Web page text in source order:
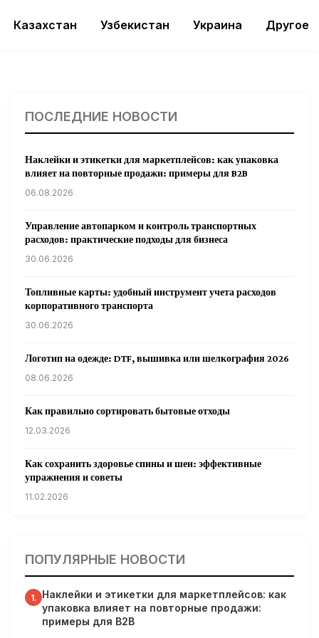
Казахстан Узбекистан Украина Другое
ПОСЛЕДНИЕ НОВОСТИ
Наклейки и этикетки для маркетплейсов: как упаковка
влияет на повторные продажи: примеры для B2B
06.08.2026
Управление автопарком и контроль транспортных
расходов: практические подходы для бизнеса
30.06.2026
Топливные карты: удобный инструмент учета расходов
корпоративного транспорта
30.06.2026
Логотип на одежде: DTF, вышивка или шелкография 2026
08.06.2026
Как правильно сортировать бытовые отходы
12.03.2026
Как сохранить здоровье спины и шеи: эффективные
упражнения и советы
11.02.2026
31.01.2026
Гарвардские ученые обнаружили сеть лимфатических
сосудов в мозге человека и мышей
31.01.2026
ПОПУЛЯРНЫЕ НОВОСТИ
1. Наклейки и этикетки для маркетплейсов: как
упаковка влияет на повторные продажи:
примеры для B2B